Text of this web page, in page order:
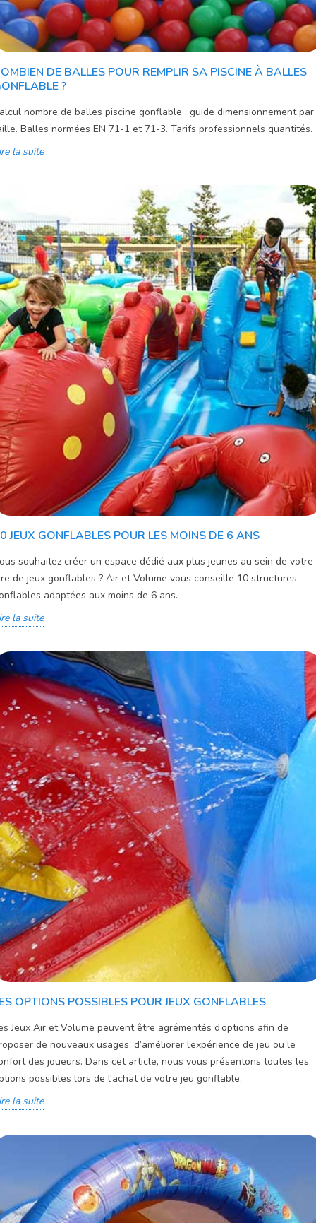
DE BALLES POUR REMPLIR SA PISCINE À BALLES
?
nombre de balles piscine gonflable : guide dimensionnement par
Balles normées EN 71-1 et 71-3. Tarifs professionnels quantités.
la suite
JEUX GONFLABLES POUR LES MOINS DE 6 ANS
souhaitez créer un espace dédié aux plus jeunes au sein de votre
de jeux gonflables ? Air et Volume vous conseille 10 structures
adaptées aux moins de 6 ans.
la suite
OPTIONS POSSIBLES POUR JEUX GONFLABLES
Jeux Air et Volume peuvent être agrémentés d’options afin de
de nouveaux usages, d’améliorer l’expérience de jeu ou le
des joueurs. Dans cet article, nous vous présentons toutes les
possibles lors de l'achat de votre jeu gonflable.
la suite